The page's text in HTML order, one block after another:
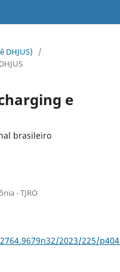
DHJUS)
/
e
brasileiro
- TJRO
2023/225/